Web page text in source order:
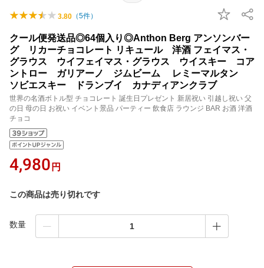
3.80 （5件）
クール便発送品◎64個入り◎Anthon Berg アンソンバー
グ リカーチョコレート リキュール 洋酒 フェイマス・
グラウス ウイフェイマス・グラウス ウイスキー コア
ントロー ガリアーノ ジムビーム レミーマルタン
ソビエスキー ドランブイ カナディアンクラブ
世界の名酒ボトル型 チョコレート 誕生日プレゼント 新居祝い 引越し祝い 父
の日 母の日 お祝い イベント景品 パーティー 飲食店 ラウンジ BAR お酒 洋酒
チョコ
4,980 円
この商品は売り切れです
数量